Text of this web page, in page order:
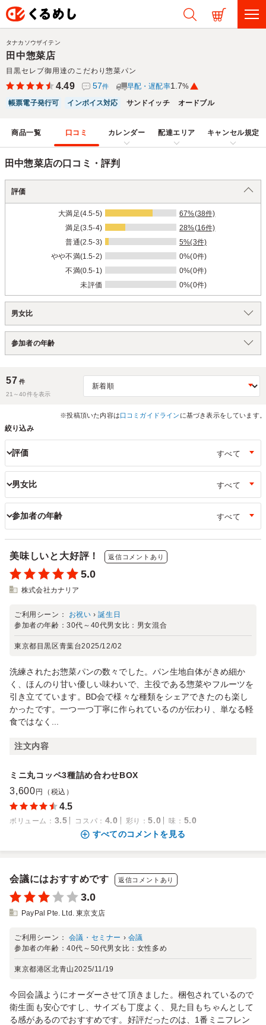
田中惣菜店
目黒セレブ御用達のこだわり惣菜パン
タナカソウザイテン
4.49 57件 早配・遅配率1.7%
帳票電子発行可
インボイス対応 サンドイッチ オードブル
商品一覧 口コミ カレンダー 配達エリア キャンセル規定
田中惣菜店の口コミ・評判
評価
大満足(4.5-5)
67%(38件)
満足(3.5-4)
28%(16件)
普通(2.5-3)
5%(3件)
やや不満(1.5-2)
0%(0件)
不満(0.5-1)
0%(0件)
未評価
0%(0件)
男女比
参加者の年齢
57 件
21～40件を表示
※投稿頂いた内容は口コミガイドライン に基づき表示をしています。
絞り込み
評価
男女比
参加者の年齢
美味しいと大好評！ 返信コメントあり
5.0
株式会社カナリア
ご利用シーン： お祝い ›誕生日
参加者の年齢：30代～40代男女比： 男女混合
東京都目黒区青葉台2025/12/02
洗練されたお惣菜パンの数々でした。パン生地自体がきめ細か
く、ほんのり甘い優しい味わいで、主役である惣菜やフルーツを
引き立てています。BD会で様々な種類をシェアできたのも楽し
かったです。一つ一つ丁寧に作られているのが伝わり、単なる軽
食ではなく...
注文内容
ミニ丸コッペ3種詰め合わせBOX
3,600 円（税込）
4.5
ボリューム ： 3.5 コスパ ： 4.0 彩り ：5.0 味 ： 5.0
すべてのコメントを見る
会議にはおすすめです 返信コメントあり
3.0
PayPal Pte. Ltd. 東京支店
ご利用シーン： 会議・セミナー › 会議
参加者の年齢：40代～50代男女比： 女性多め
東京都港区北青山2025/11/19
今回会議ようにオーダーさせて頂きました。梱包されているので
衛生面も安心ですし、サイズも丁度よく、見た目もちゃんとして
る感があるのでおすすめです。好評だったのは、1番ミニフレン